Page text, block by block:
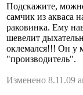
Подскажите,
самчик из акваса
раковинка. Ему
шевелит
оклемался!!! Он у
"производитель".
Изменено 8.11.09